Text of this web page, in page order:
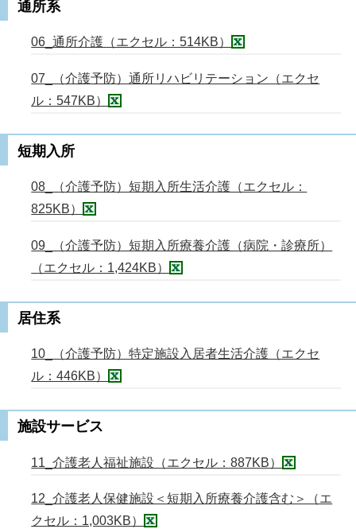
通所系
06_通所介護（エクセル：514KB）
07_（介護予防）通所リハビリテーション（エクセ
ル：547KB）
短期入所
08_（介護予防）短期入所生活介護（エクセル：
825KB）
09_（介護予防）短期入所療養介護（病院・診療所）
（エクセル：1,424KB）
居住系
10_（介護予防）特定施設入居者生活介護（エクセ
ル：446KB）
施設サービス
11_介護老人福祉施設（エクセル：887KB）
12_介護老人保健施設＜短期入所療養介護含む＞（エ
クセル：1,003KB）